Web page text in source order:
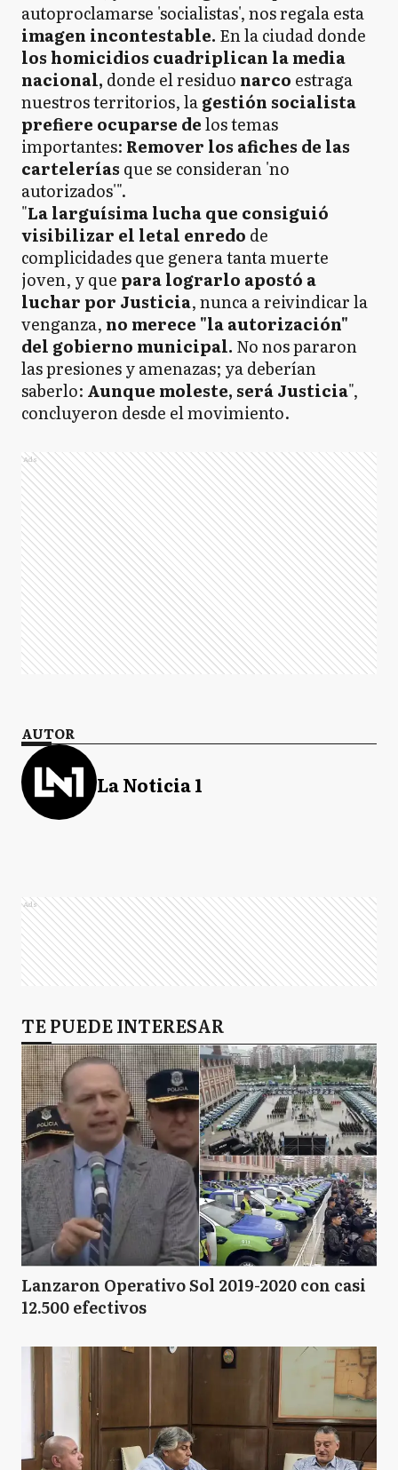
autoproclamarse 'socialistas', nos regala esta
imagen incontestable. En la ciudad donde
los homicidios cuadriplican la media
nacional, donde el residuo narco estraga
nuestros territorios, lagestión socialista
prefiere ocuparse delos temas
importantes: Remover los afiches de las
cartelerías que se consideran 'no
autorizados'".
"La larguísima lucha que consiguió
visibilizar el letal enredo de
complicidades que genera tanta muerte
joven, y que para lograrlo apostó a
luchar por Justicia, nunca a reivindicar la
venganza, no merece "la autorización"
del gobierno municipal. No nos pararon
las presiones y amenazas; ya deberían
saberlo: Aunque moleste, será Justicia",
concluyeron desde el movimiento.
Ads
AUTOR
La Noticia 1
Ads
TE PUEDE INTERESAR
Lanzaron Operativo Sol 2019-2020 con casi
12.500 efectivos